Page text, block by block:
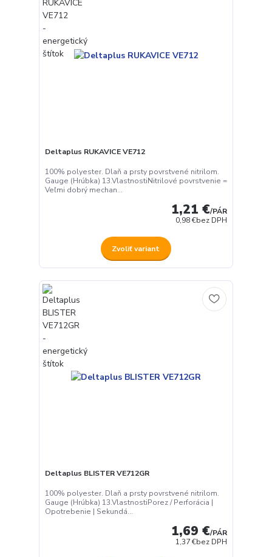
Deltaplus RUKAVICE VE712
100% polyester. Dlaň a prsty povrstvené nitrilom.
Gauge (Hrúbka) 13.VlastnostiNitrilové povrstvenie =
Veľmi dobrý mechan...
1,21 €/PÁR
0,98 €bez DPH
Zvoliť variant
Deltaplus BLISTER VE712GR
100% polyester. Dlaň a prsty povrstvené nitrilom.
Gauge (Hrúbka) 13.VlastnostiPorez / Perforácia |
Opotrebenie | Sekundá...
1,69 €/PÁR
1,37 €bez DPH